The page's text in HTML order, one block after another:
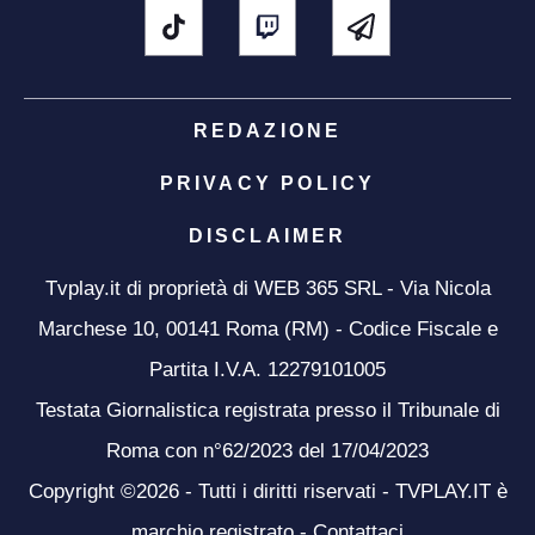
REDAZIONE
PRIVACY POLICY
DISCLAIMER
Tvplay.it di proprietà di WEB 365 SRL - Via Nicola
Marchese 10, 00141 Roma (RM) - Codice Fiscale e
Partita I.V.A. 12279101005
Testata Giornalistica registrata presso il Tribunale di
Roma con n°62/2023 del 17/04/2023
Copyright ©2026 - Tutti i diritti riservati - TVPLAY.IT è